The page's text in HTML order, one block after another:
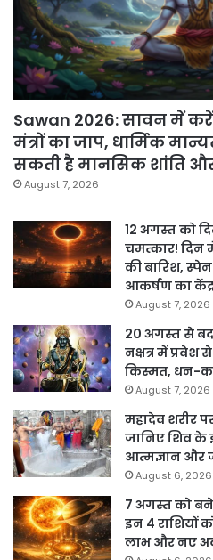
Sawan 2026: सावन में
मंत्रों का जाप, धार्मिक
सकती है मानसिक शांति
August 7, 2026
12 अगस्त को
चमत्कार! दिन
की बारिश,
आकर्षण का
August 7, 2026
20 अगस्त से
नक्षत्र में प्रवेश
किस्मत, धन-
August 7, 2026
महादेव शरीर
जानिए शिव के
आत्मज्ञान और
August 6, 2026
7 अगस्त को
इन 4 राशियों
लाभ और नए